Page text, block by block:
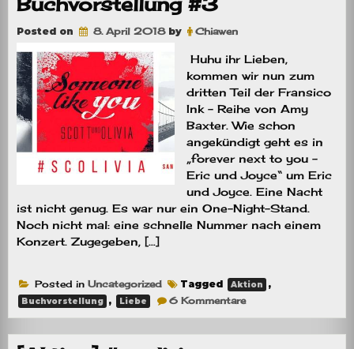
Posted on 8. April 2018by Chiawen
Huhu ihr Lieben,
kommen wir nun zum
dritten Teil der Fransico
Ink – Reihe von Amy
Baxter. Wie schon
angekündigt geht es in
„forever next to you –
Eric und Joyce“ um Eric
und Joyce. Eine Nacht
ist nicht genug. Es war nur ein One-Night-Stand.
Noch nicht mal: eine schnelle Nummer nach einem
Konzert. Zugegeben, […]
Posted in Uncategorized Tagged Aktion ,
Buchvorstellung , Liebe 6 Kommentarezu
–